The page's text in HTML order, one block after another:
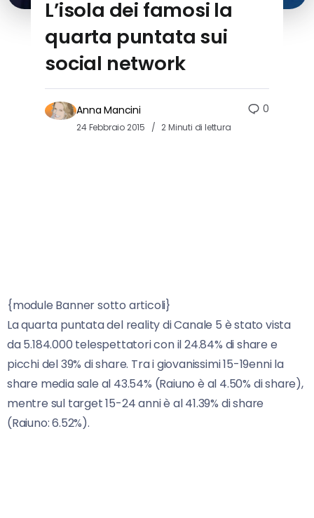
L’isola dei famosi la
quarta puntata sui
social network
Anna Mancini
24 Febbraio 2015 2 Minuti di lettura
0
{module Banner sotto articoli}
La quarta puntata del reality di Canale 5 è stato vista
da 5.184.000 telespettatori con il 24.84% di share e
picchi del 39% di share. Tra i giovanissimi 15-19enni la
share media sale al 43.54% (Raiuno è al 4.50% di share),
mentre sul target 15-24 anni è al 41.39% di share
(Raiuno: 6.52%).